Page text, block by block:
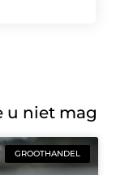
u niet mag
GROOTHANDEL